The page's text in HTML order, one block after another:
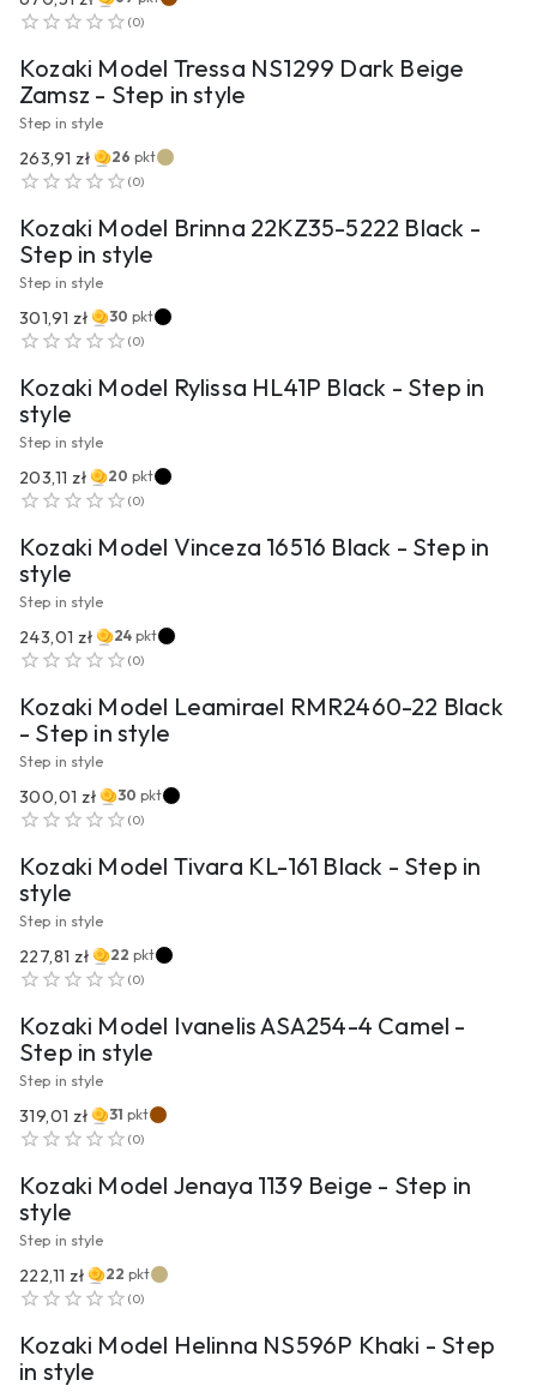
(0)
Kozaki Model Tressa NS1299 Dark Beige
Zamsz - Step in style
Step in style
263,91 zł 26 pkt
(0)
PRZEJDŹ DO PRODUKTU
Kozaki Model Brinna 22KZ35-5222 Black -
Step in style
Step in style
301,91 zł 30 pkt
(0)
PRZEJDŹ DO PRODUKTU
Kozaki Model Rylissa HL41P Black - Step in
style
Step in style
203,11 zł 20 pkt
(0)
PRZEJDŹ DO PRODUKTU
Kozaki Model Vinceza 16516 Black - Step in
style
Step in style
243,01 zł 24 pkt
(0)
PRZEJDŹ DO PRODUKTU
Kozaki Model Leamirael RMR2460-22 Black
- Step in style
Step in style
300,01 zł 30 pkt
(0)
PRZEJDŹ DO PRODUKTU
Kozaki Model Tivara KL-161 Black - Step in
style
Step in style
227,81 zł 22 pkt
(0)
PRZEJDŹ DO PRODUKTU
Kozaki Model Ivanelis ASA254-4 Camel -
Step in style
Step in style
319,01 zł 31 pkt
(0)
PRZEJDŹ DO PRODUKTU
Kozaki Model Jenaya 1139 Beige - Step in
style
Step in style
222,11 zł 22 pkt
(0)
PRZEJDŹ DO PRODUKTU
Kozaki Model Helinna NS596P Khaki - Step
in style